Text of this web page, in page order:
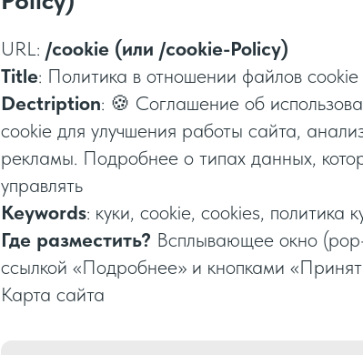
URL: /сookie (или /сookie-Policy)
Title: Политика в отношении файлов cookie
Dectription: 🍪 Соглашение об
cookie для улучшения работы сайта,
рекламы. Подробнее о типах данных,
управлять
Keywords: куки, сookie, сookies, политика
Где разместить? Всплывающее окно
ссылкой «Подробнее» и кнопками
Карта сайта